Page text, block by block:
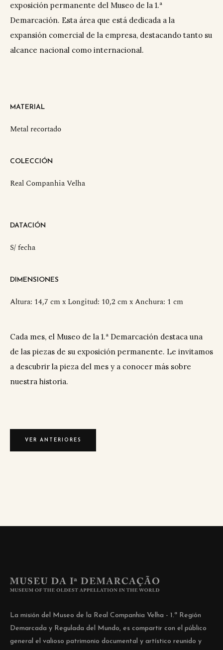
exposición permanente del Museo de la 1.ª
Demarcación. Esta área que está dedicada a la
expansión comercial de la empresa, destacando tanto su
alcance nacional como internacional.
MATERIAL
Metal recortado
COLECCIÓN
Real Companhia Velha
DATACIÓN
S/ fecha
DIMENSIONES
Altura: 14,7 cm x Longitud: 10,2 cm x Anchura: 1 cm
Cada mes, el Museo de la 1.ª Demarcación destaca una
de las piezas de su exposición permanente. Le invitamos
a descubrir la pieza del mes y a conocer más sobre
nuestra historia.
VER ANTERIORES
La misión del Museo de la Real Companhia Velha - 1.ª Región
Demarcada y Regulada del Mundo, es compartir con el público
general el valioso patrimonio documental y artístico reunido y